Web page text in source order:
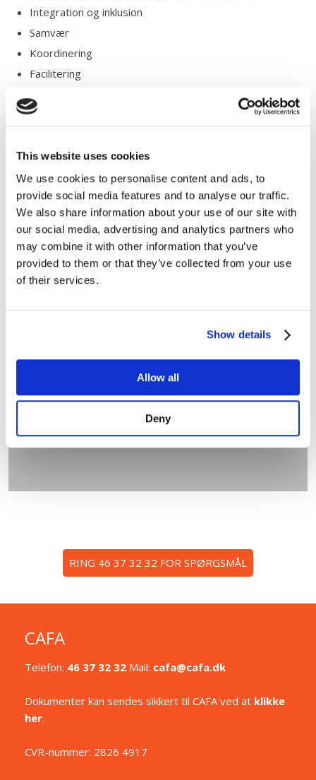
This website uses cookies
We use cookies to personalise content and ads, to
provide social media features and to analyse our traffic.
We also share information about your use of our site with
our social media, advertising and analytics partners who
may combine it with other information that you’ve
provided to them or that they’ve collected from your use
of their services.
Show details
Allow all
Deny
Integration og inklusion
Samvær
Koordinering
Facilitering
Projekter og udviklingsarbejde
​Studieophold i udlandet i England og Uganda.
Projekt: “Barnets stemme i samvær”, et projekt i CAFA,
deres forældre. Rolle: interviews.
Læs mere​
​RING 46 37 32 32 FOR SPØRGSMÅL
CAFA
Telefon: 46 37 32 32Mail: cafa@cafa.dk
Dokumenter kan sendes sikkert til CAFA ved at klikke
her.
CVR-nummer: 2826 4917